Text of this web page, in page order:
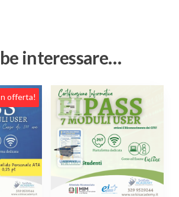
interessare…
offerta!
Questo
prodotto
ha
più
varianti.
Le
opzioni
possono